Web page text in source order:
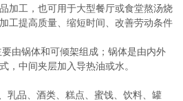
加工，也可用于大型餐厅或食堂熬汤烧
工提高质量、缩短时间、改善劳动条件
由锅体和可倾架组成；锅体是由内外
，中间夹层加入导热油或水。
乳品、酒类、糕点、蜜饯、饮料、罐